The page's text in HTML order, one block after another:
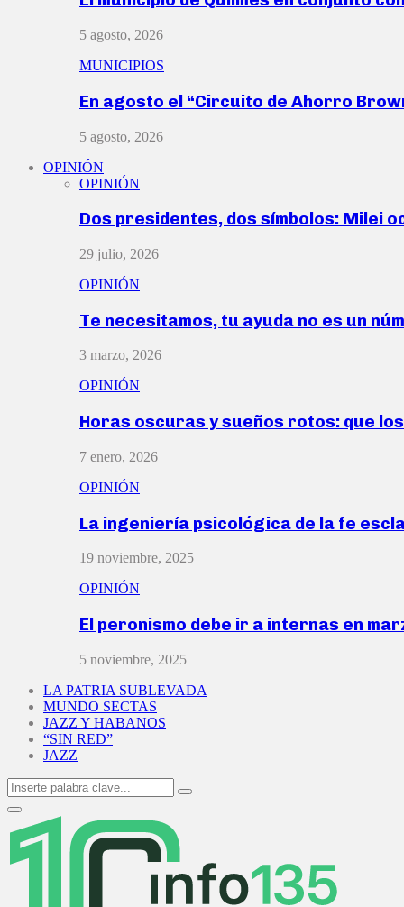
5 agosto, 2026
MUNICIPIOS
En agosto el “Circuito de Ahorro
5 agosto, 2026
OPINIÓN
OPINIÓN
Dos presidentes, dos símbolos: Milei
29 julio, 2026
OPINIÓN
Te necesitamos, tu ayuda no es un
3 marzo, 2026
OPINIÓN
Horas oscuras y sueños rotos: que
7 enero, 2026
OPINIÓN
La ingeniería psicológica de la fe
19 noviembre, 2025
OPINIÓN
El peronismo debe ir a internas en
5 noviembre, 2025
LA PATRIA SUBLEVADA
MUNDO SECTAS
JAZZ Y HABANOS
“SIN RED”
JAZZ
Search
for:
Search
Primary
Menu